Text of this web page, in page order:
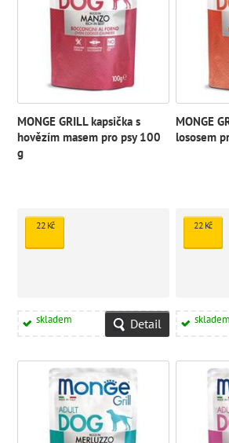
MONGE GRILL kapsička s
hovězím masem pro psy 100
g
22 Kč
skladem Detail
MONGE
lososem
22 Kč
skladem